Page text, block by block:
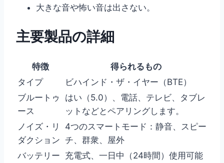
大きな音や怖い音は出さない。
主要製品の詳細
特徴
得られるもの
タイプ
ビハインド・ザ・イヤー（BTE）
ブルートゥ
ース
はい（5.0）、電話、テレビ、タブレ
ットなどとペアリングします。
ノイズ・リ
ダクション
4つのスマートモード：静音、スピー
チ、群衆、屋外
バッテリー 充電式、一日中（24時間）使用可能